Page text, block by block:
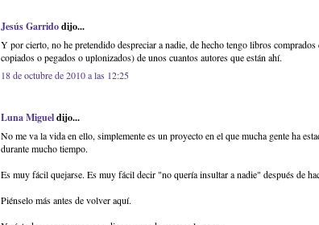
Jesús Garridodijo...
Y por cierto, no he pretendido despreciar a nadie, de hecho tengo libros
copiados o pegados o uplonizados) de unos cuantos autores que están ahí.
18 de octubre de 2010 a las 12:25
Luna Migueldijo...
No me va la vida en ello, simplemente es un proyecto en el que mucha gente ha
durante mucho tiempo.
Es muy fácil quejarse. Es muy fácil decir "no quería insultar a nadie" después de
Piénselo más antes de volver aquí.